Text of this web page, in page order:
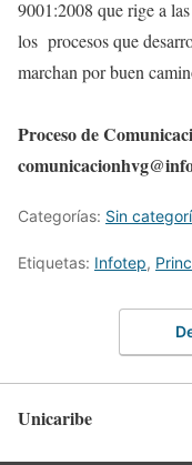
9001:2008 que rige a
los procesos que
marchan por buen
Proceso de
Categorías: Sin
Etiquetas: Infotep,
Unicaribe